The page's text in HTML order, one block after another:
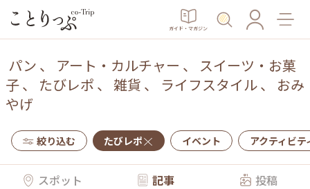
ガイド・マガジン
パン 、 アート・カルチャー 、 スイーツ・お菓
子、 たびレポ 、 雑貨 、 ライフスタイル、 おみ
やげ
絞り込む たびレポ イベント アクティビテ
スポット 記事 投稿